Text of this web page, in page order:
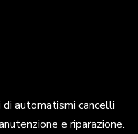
di automatismi cancelli
e riparazione.